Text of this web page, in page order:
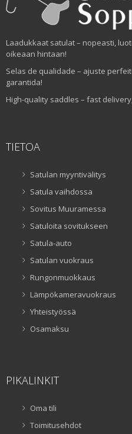
Laadukkaat satulat – nopeasti,
oikeaan hintaan!
Selas de qualidade – ajuste
garantida!
High-quality saddles – fast
TIETOA
Satulan myyntivälitys
Satula vaihdossa
Sovitus Muuramessa
Satuloita sovitukseen
Satula-auto
Satulan vuokraus
Rungonmuokkaus
Lämpökameravuokraus
Yhteistyössä
Osamaksu
PIKALINKIT
Oma tili
Toimitusehdot